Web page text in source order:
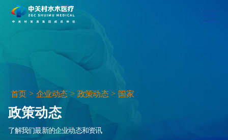
首页 > 企业动态 > 政策动态 > 国家
政策动态
了解我们最新的企业动态和资讯